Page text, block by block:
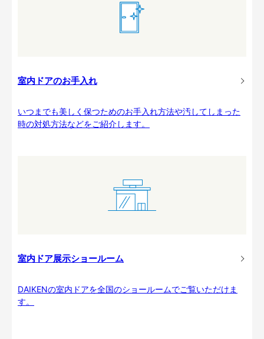
室内ドアのお手入れ
いつまでも美しく保つためのお手入れ方法や汚してしまった
時の対処方法などをご紹介します。
室内ドア展示ショールーム
DAIKENの室内ドアを全国のショールームでご覧いただけま
す。